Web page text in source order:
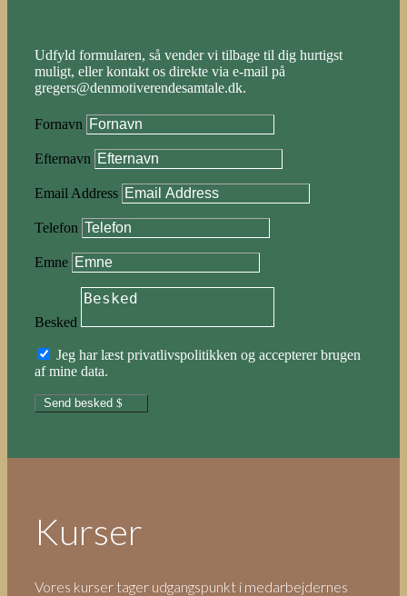
Udfyld formularen, så vender vi tilbage til dig hurtigst
muligt, eller kontakt os direkte via e-mail på
gregers@denmotiverendesamtale.dk.
Fornavn
Efternavn
Email Address
Telefon
Emne
Besked
Jeg har læst privatlivspolitikken og accepterer brugen
af mine data.
Send besked
Kurser
Vores kurser tager udgangspunkt i medarbejdernes